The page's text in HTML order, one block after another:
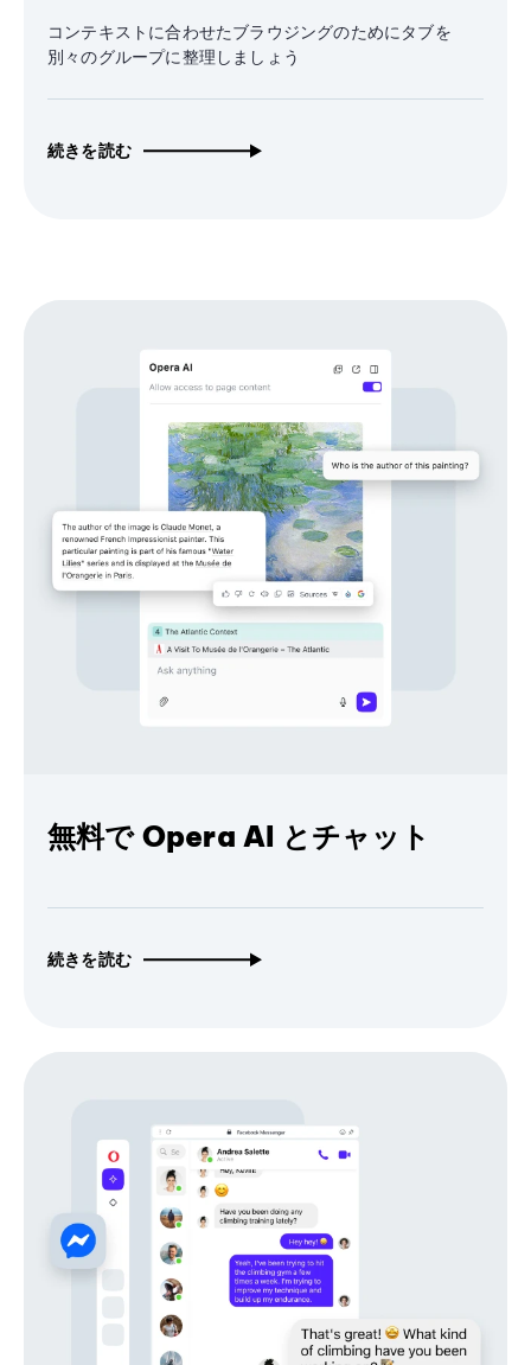
コンテキストに合わせたブラウジングのためにタブを
別々のグループに整理しましょう
続きを読む
無料で Opera AI とチャット
続きを読む